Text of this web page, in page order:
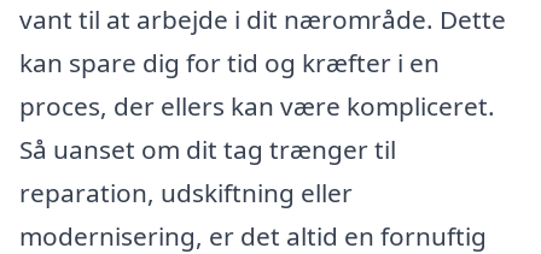
vant til at arbejde i dit nærområde. Dette
kan spare dig for tid og kræfter i en
proces, der ellers kan være kompliceret.
Så uanset om dit tag trænger til
reparation, udskiftning eller
modernisering, er det altid en fornuftig